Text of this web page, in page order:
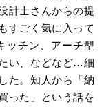
計士さんからの提
すごく気に入って
ッチン、アーチ型
い、などなど…細
た。知人から「納
った」という話を